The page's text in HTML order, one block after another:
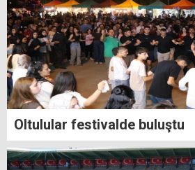
Oltulular festivalde buluştu